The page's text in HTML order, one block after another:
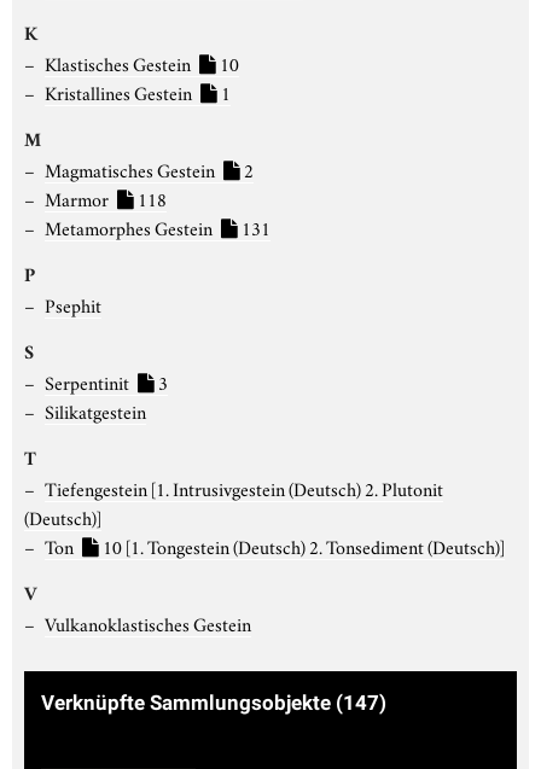
K
Klastisches Gestein
10
Kristallines Gestein
1
M
Magmatisches Gestein
2
Marmor
118
Metamorphes Gestein
131
P
Psephit
S
Serpentinit
3
Silikatgestein
T
Tiefengestein [1. Intrusivgestein (Deutsch) 2. Plutonit
(Deutsch)]
Ton
10[1. Tongestein (Deutsch) 2. Tonsediment (Deutsch)]
V
Vulkanoklastisches Gestein
Verknüpfte Sammlungsobjekte (147)